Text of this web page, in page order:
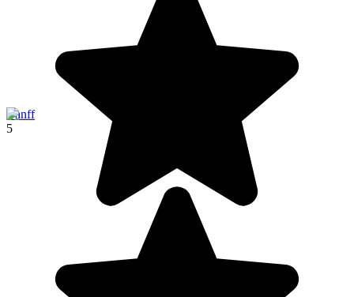
Banff
5